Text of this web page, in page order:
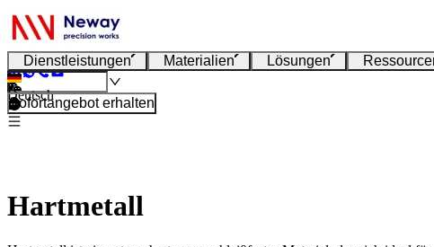
Dienstleistungen Materialien Lösungen
Deutsch
Sofortangebot erhalten
Hartmetall